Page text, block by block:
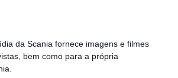
da Scania fornece imagens e filmes
bem como para a própria